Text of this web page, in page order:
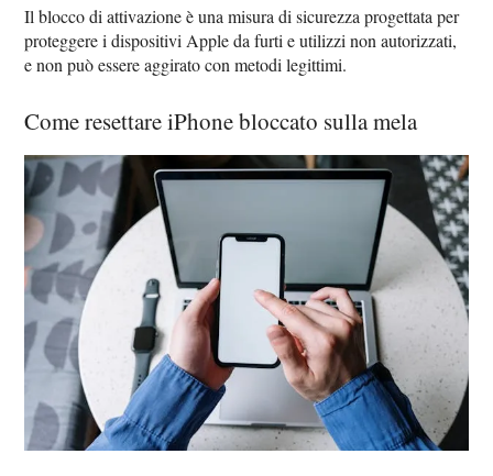
Il blocco di attivazione è una misura di sicurezza progettata per
proteggere i dispositivi Apple da furti e utilizzi non autorizzati,
e non può essere aggirato con metodi legittimi.
Come resettare iPhone bloccato sulla mela